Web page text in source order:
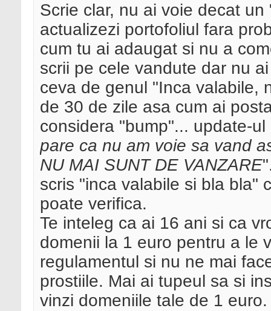
Scrie clar, nu ai voie decat
actualizezi portofoliul fara
cum tu ai adaugat si nu a
scrii pe cele vandute dar nu
ceva de genul "Inca valabile,
de 30 de zile asa cum ai
considera "bump"... update-
pare ca nu am voie sa vand
NU MAI SUNT DE VANZARE
scris "inca valabile si bla bla"
poate verifica.
Te inteleg ca ai 16 ani si ca
domenii la 1 euro pentru a le
regulamentul si nu ne mai
prostiile. Mai ai tupeul sa si
vinzi domeniile tale de 1 euro.